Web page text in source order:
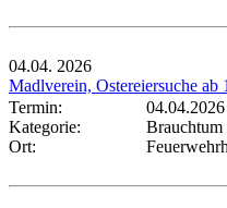
04.04. 2026
Madlverein, Ostereiersuche ab
Termin:
04.04.2026
Kategorie:
Brauchtum
Ort: